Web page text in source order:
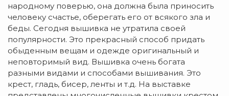
народному поверью, она должна была приносить
человеку счастье, оберегать его от всякого зла и
беды. Сегодня вышивка не утратила своей
популярности. Это прекрасный способ придать
обыденным вещам и одежде оригинальный и
неповторимый вид. Вышивка очень богата
разными видами и способами вышивания. Это
крест, гладь, бисер, ленты и т.д. На выставке